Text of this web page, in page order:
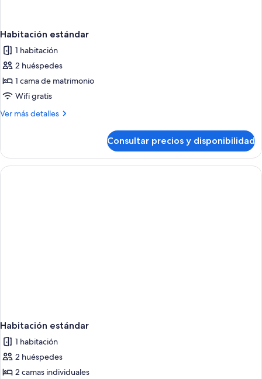
Habitación estándar
1 habitación
2 huéspedes
1 cama de matrimonio
Wifi gratis
Ver más detalles
Más
estándar
Consultar precios y disponibilidad
Habitación estándar
1 habitación
2 huéspedes
2 camas individuales